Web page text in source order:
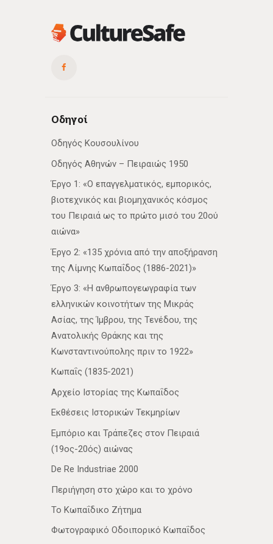
Οδηγοί
Οδηγός Κουσουλίνου
Οδηγός Αθηνών – Πειραιώς 1950
Έργο 1: «Ο επαγγελματικός, εμπορικός,
βιοτεχνικός και βιομηχανικός κόσμος
του Πειραιά ως το πρώτο μισό του 20ού
αιώνα»
Έργο 2: «135 χρόνια από την αποξήρανση
της Λίμνης Κωπαΐδος (1886-2021)»
Έργο 3: «Η ανθρωπογεωγραφία των
ελληνικών κοινοτήτων της Μικράς
Ασίας, της Ίμβρου, της Τενέδου, της
Ανατολικής Θράκης και της
Κωνσταντινούπολης πριν το 1922»
Κωπαΐς (1835-2021)
Αρχείο Ιστορίας της Κωπαΐδος
Εκθέσεις Ιστορικών Τεκμηρίων
Εμπόριο και Τράπεζες στον Πειραιά
(19ος-20ός) αιώνας
De Re Industriae 2000
Περιήγηση στο χώρο και το χρόνο
Το Κωπαΐδικο Ζήτημα
Φωτογραφικό Οδοιπορικό Κωπαΐδος